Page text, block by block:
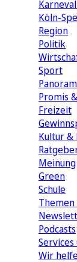
Köln-
Region
Politik
Sport
Promis
Freizeit
Kultur &
Meinung
Green
Schule
Themen
Podcasts
Wir